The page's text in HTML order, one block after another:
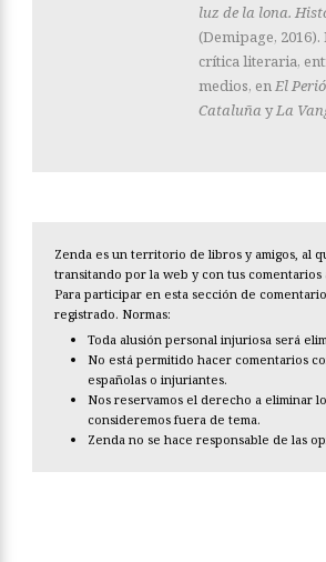
luz de la lona.
(Demipage,
crítica literaria,
medios, enEl
Cataluña yLa
Zenda es un territorio de libros y amigos, al
transitando por la web y con tus comentarios
Para participar en esta sección de
registrado. Normas:
Toda alusión personal injuriosa será
No está permitido hacer comentarios
españolas o injuriantes.
Nos reservamos el derecho a eliminar
consideremos fuera de tema.
Zenda no se hace responsable de las